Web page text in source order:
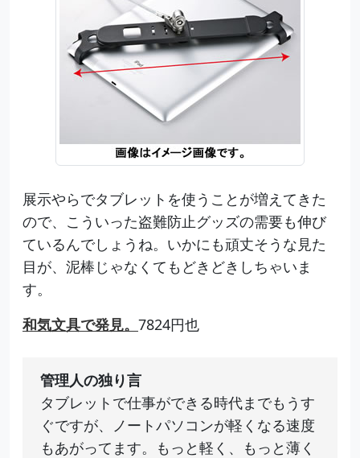
展示やらでタブレットを使うことが増えてきた
ので、こういった盗難防止グッズの需要も伸び
ているんでしょうね。いかにも頑丈そうな見た
目が、泥棒じゃなくてもどきどきしちゃいま
す。
和気文具で発見。 7824円也
管理人の独り言
タブレットで仕事ができる時代までもうす
ぐですが、ノートパソコンが軽くなる速度
もあがってます。もっと軽く、もっと薄く